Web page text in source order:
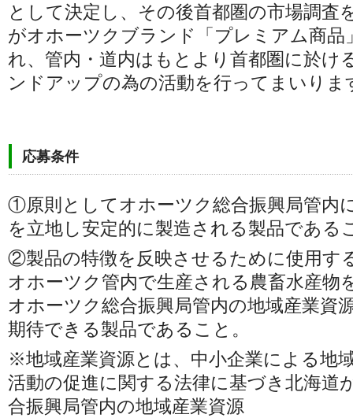
として決定し、その後首都圏の市場調査
がオホーツクブランド「プレミアム商品
れ、管内・道内はもとより首都圏に於け
ンドアップの為の活動を行ってまいりま
応募条件
①原則としてオホーツク総合振興局管内
を立地し安定的に製造される製品である
②製品の特徴を反映させるために使用す
オホーツク管内で生産される農畜水産物
オホーツク総合振興局管内の地域産業資
期待できる製品であること。
※地域産業資源とは、中小企業による地
活動の促進に関する法律に基づき北海道
合振興局管内の地域産業資源